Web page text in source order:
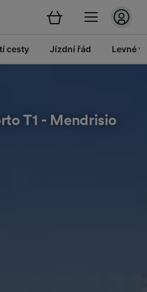
cesty Jízdní řád Levné
T1 - Mendrisio